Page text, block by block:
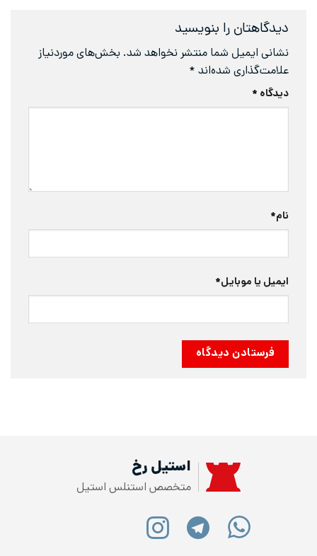
دیدگاهتان را بنویسید
نشانی ایمیل شما منتشر نخواهد شد. بخش‌های موردنیاز
علامت‌گذاری شده‌اند *
دیدگاه *
نام*
ایمیل یا موبایل*
استیل رخ
متخصص استنلس استیل